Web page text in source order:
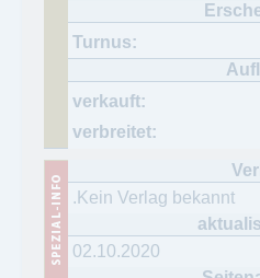
.Kein Verlag bekannt
02.10.2020